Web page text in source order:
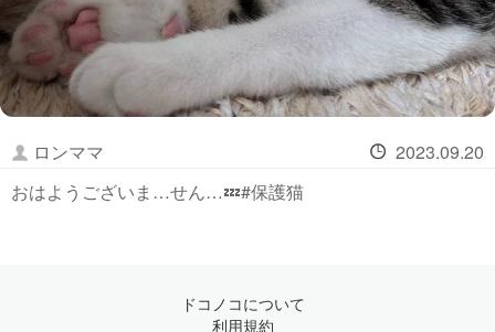
ロンママ
2023.09.20
おはようございま…せん…💤#保護猫
ドコノコについて
利用規約